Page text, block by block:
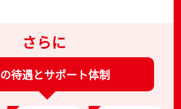
さらに
待遇とサポート体制